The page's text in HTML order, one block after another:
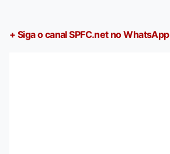
+ Siga o canal SPFC.net no WhatsApp